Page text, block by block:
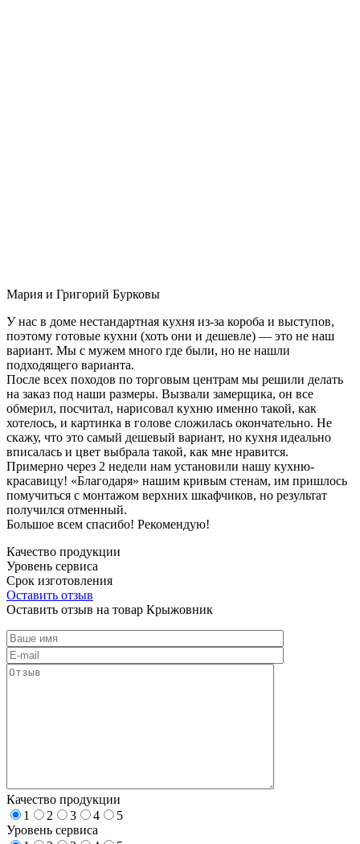
Мария и Григорий Бурковы
У нас в доме нестандартная кухня из-за короба и выступов,
поэтому готовые кухни (хоть они и дешевле) — это не наш
вариант. Мы с мужем много где были, но не нашли
подходящего варианта.
После всех походов по торговым центрам мы решили делать
на заказ под наши размеры. Вызвали замерщика, он все
обмерил, посчитал, нарисовал кухню именно такой, как
хотелось, и картинка в голове сложилась окончательно. Не
скажу, что это самый дешевый вариант, но кухня идеально
вписалась и цвет выбрала такой, как мне нравится.
Примерно через 2 недели нам установили нашу кухню-
красавицу! «Благодаря» нашим кривым стенам, им пришлось
помучиться с монтажом верхних шкафчиков, но результат
получился отменный.
Большое всем спасибо! Рекомендую!
Качество продукции
Уровень сервиса
Срок изготовления
Оставить отзыв
Оставить отзыв на товар Крыжовник
Качество продукции
1
2 3 4
5
Уровень сервиса